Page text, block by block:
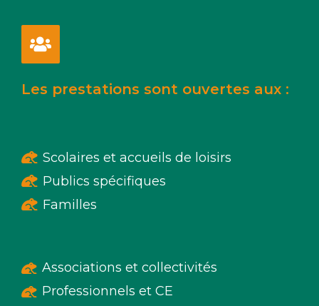
Les prestations sont ouvertes aux :
Scolaires et accueils de loisirs
Publics spécifiques
Familles
Associations et collectivités
Professionnels et CE